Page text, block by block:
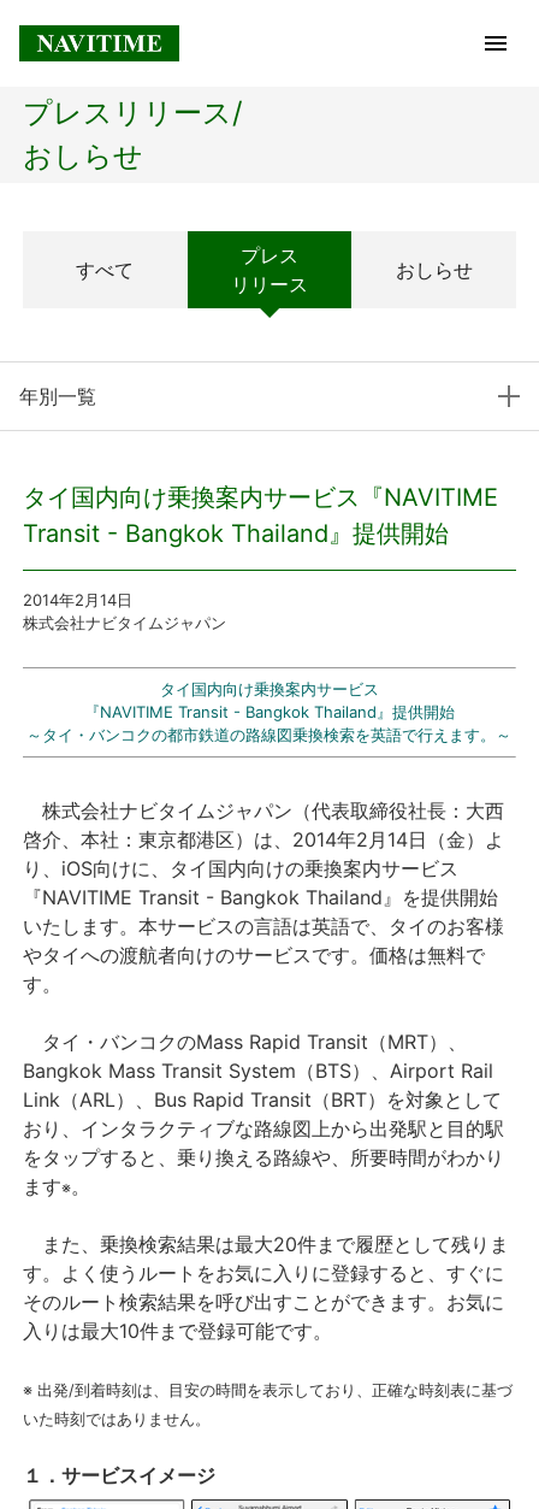
トップページ
経営理念
プレスリリース
プレスリリース
サービス
法人向けサービス
採用情報
プレスリリース/
おしらせ
すべて
プレス
リリース
おしらせ
年別一覧
タイ国内向け乗換案内サービス『NAVITIME
Transit - Bangkok Thailand』提供開始
2014年2 月14日
株式会社ナビタイムジャパン
タイ国内向け乗換案内サービス
『NAVITIME Transit - Bangkok Thailand』提供開始
～タイ・バンコクの都市鉄道の路線図乗換検索を英語で行えます。～
株式会社ナビタイムジャパン（代表取締役社長：大西
啓介、本社：東京都港区）は、2014年2月14日（金）よ
り、iOS向けに、タイ国内向けの乗換案内サービス
『NAVITIME Transit - Bangkok Thailand』を提供開始
いたします。本サービスの言語は英語で、タイのお客様
やタイへの渡航者向けのサービスです。価格は無料で
す。
タイ・バンコクのMass Rapid Transit（MRT）、
Bangkok Mass Transit System（BTS）、Airport Rail
Link（ARL）、Bus Rapid Transit（BRT）を対象として
おり、インタラクティブな路線図上から出発駅と目的駅
をタップすると、乗り換える路線や、所要時間がわかり
ます※。
また、乗換検索結果は最大20件まで履歴として残りま
す。よく使うルートをお気に入りに登録すると、すぐに
そのルート検索結果を呼び出すことができます。お気に
入りは最大10件まで登録可能です。
※ 出発/到着時刻は、目安の時間を表示しており、正確な時刻表に基づ
いた時刻ではありません。
１．サービスイメージ